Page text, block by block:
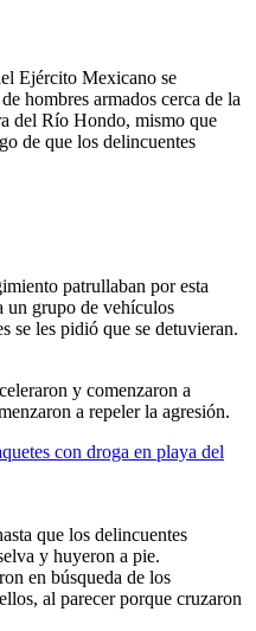
Ejército Mexicano se
hombres armados cerca de la
del Río Hondo, mismo que
de que los delincuentes
patrullaban por esta
un grupo de vehículos
se les pidió que se detuvieran.
y comenzaron a
a repeler la agresión.
con droga en playa del
que los delincuentes
y huyeron a pie.
en búsqueda de los
al parecer porque cruzaron